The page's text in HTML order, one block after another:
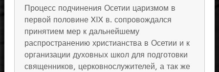
Процесс подчинения Осетии царизмом в
первой половине XIX в. сопровождался
принятием мер к дальнейшему
распространению христианства в Осетии и к
организации духовных школ для подготовки
священников, церковнослужителей, а так же